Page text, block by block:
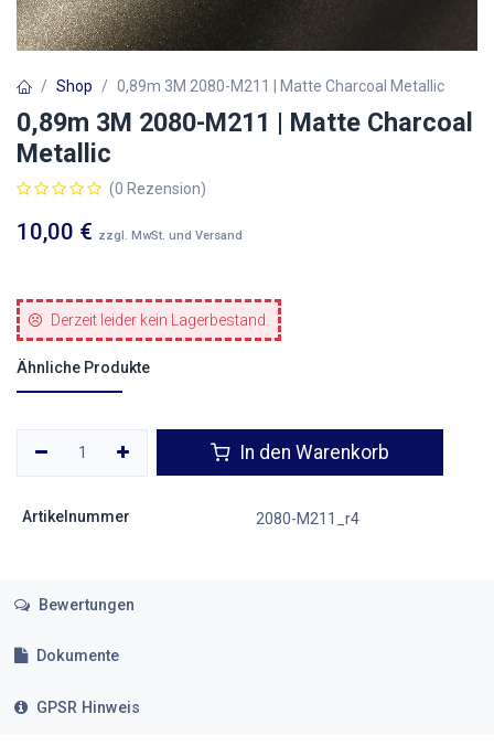
Shop 0,89m 3M 2080-M211 | Matte Charcoal Metallic
0,89m 3M 2080-M211 | Matte Charcoal
Metallic
(0 Rezension)
10,00 € zzgl. MwSt. und Versand
Derzeit leider kein Lagerbestand.
Ähnliche Produkte
In den Warenkorb
Artikelnummer 2080-M211_r4
Bewertungen
Dokumente
GPSR Hinweis